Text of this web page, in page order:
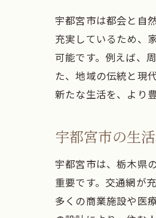
宇都宮市は都会と自
充実しているため、
可能です。例えば、
た、地域の伝統と現
新たな生活を、より
宇都宮市の生
宇都宮市は、栃木県
重要です。交通網が
多くの商業施設や医